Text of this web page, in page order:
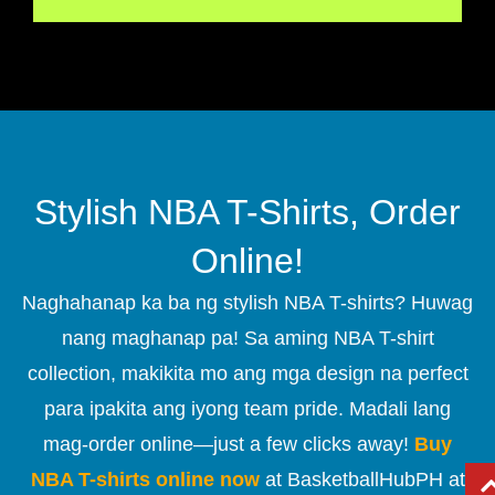
Stylish NBA T-Shirts, Order
Online!
Naghahanap ka ba ng stylish NBA T-shirts? Huwag
nang maghanap pa! Sa aming NBA T-shirt
collection, makikita mo ang mga design na perfect
para ipakita ang iyong team pride. Madali lang
mag-order online—just a few clicks away! Buy
NBA T-shirts online nowat BasketballHubPH at